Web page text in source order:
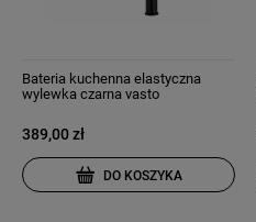
Bateria kuchenna elastyczna
wylewka czarna vasto
389,00 zł
DO KOSZYKA